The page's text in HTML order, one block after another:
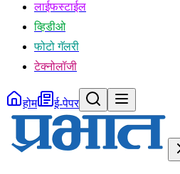
लाईफस्टाईल
व्हिडीओ
फोटो गॅलरी
टेक्नोलॉजी
होम ई-पेपर